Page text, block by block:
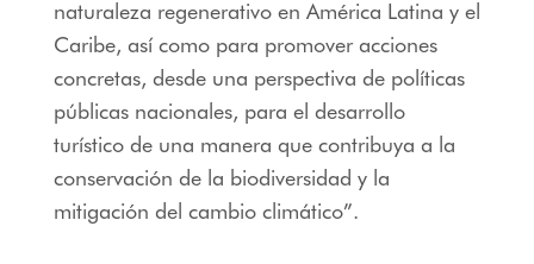
naturaleza regenerativo en América Latina y el
Caribe, así como para promover acciones
concretas, desde una perspectiva de políticas
públicas nacionales, para el desarrollo
turístico de una manera que contribuya a la
conservación de la biodiversidad y la
mitigación del cambio climático”.